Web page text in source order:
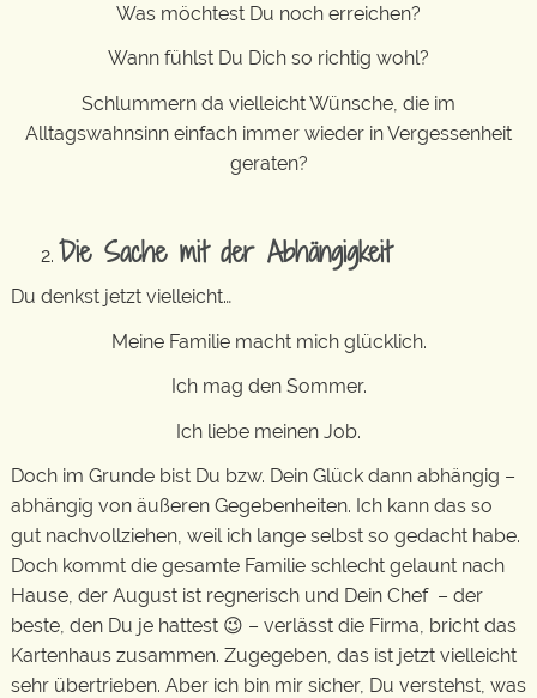
Was möchtest Du noch erreichen?
Wann fühlst Du Dich so richtig wohl?
Schlummern da vielleicht Wünsche, die im
Alltagswahnsinn einfach immer wieder in Vergessenheit
geraten?
Die Sache mit der Abhängigkeit
Du denkst jetzt vielleicht…
Meine Familie macht mich glücklich.
Ich mag den Sommer.
Ich liebe meinen Job.
Doch im Grunde bist Du bzw. Dein Glück dann abhängig –
abhängig von äußeren Gegebenheiten. Ich kann das so
gut nachvollziehen, weil ich lange selbst so gedacht habe.
Doch kommt die gesamte Familie schlecht gelaunt nach
Hause, der August ist regnerisch und Dein Chef – der
beste, den Du je hattest 😉 – verlässt die Firma, bricht das
Kartenhaus zusammen. Zugegeben, das ist jetzt vielleicht
sehr übertrieben. Aber ich bin mir sicher, Du verstehst, was